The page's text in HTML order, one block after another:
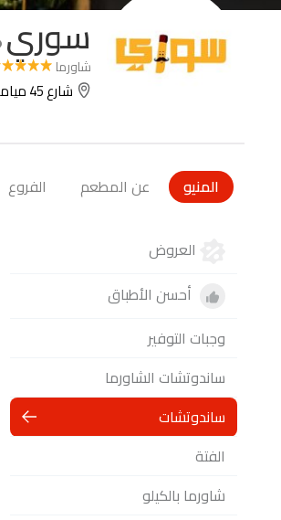
سوري
شاورما
شارع 45 ميامي(توصيل فقط)
المنيو عن المطعم الفروع
العروض
أحسن الأطباق
وجبات التوفير
ساندوتشات الشاورما
ساندوتشات
الفتة
شاورما بالكيلو